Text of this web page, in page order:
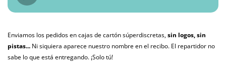
Enviamos los pedidos en cajas de cartón súperdiscretas,sin logos, sin
pistas... Ni siquiera aparece nuestro nombre en el recibo. El repartidor no
sabe lo que está entregando. ¡Solo tú!